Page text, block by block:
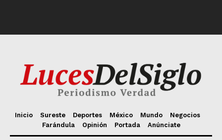
Inicio Sureste Deportes México Mundo
Negocios
Farándula
Opinión Portada Anúnciate